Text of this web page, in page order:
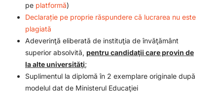
pe platformă)
Declarație pe proprie răspundere că lucrarea nu este
plagiată
Adeverinţă eliberată de instituţia de învăţământ
superior absolvită, pentru candidaţii care provin de
la alte universităţi;
Suplimentul la diplomă în 2 exemplare originale după
modelul dat de Ministerul Educaţiei